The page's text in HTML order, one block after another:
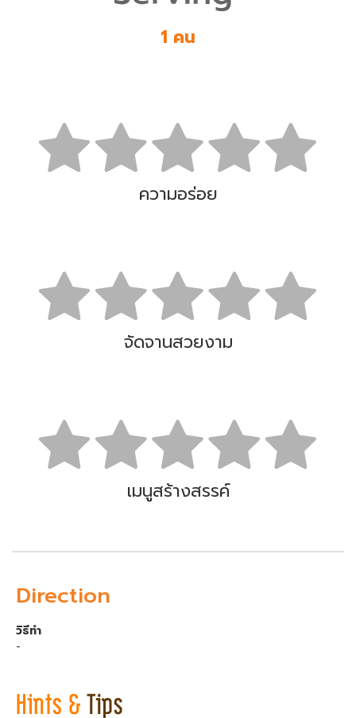
1 คน
ความอร่อย
จัดจานสวยงาม
เมนูสร้างสรรค์
Direction
วิธีทำ
-